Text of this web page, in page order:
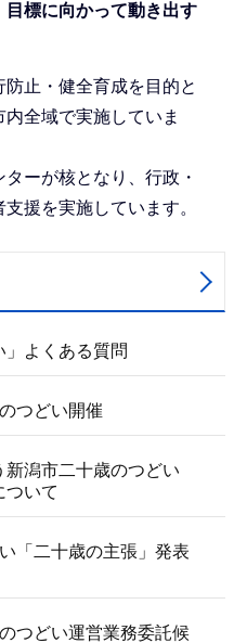
標に向かって動き出す
止・健全育成を目的と
全域で実施していま
ーが核となり、行政・
援を実施しています。
」よくある質問
つどい開催
新潟市二十歳のつどい
ついて
「二十歳の主張」発表
つどい運営業務委託候